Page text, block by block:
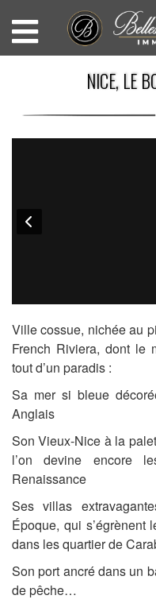
NICE, LE
Ville cossue, nichée au
French Riviera, dont le
tout d’un paradis :
Sa mer si bleue
Anglais
Son Vieux-Nice à la
l’on devine encore
Renaissance
Ses villas
Époque, qui
dans les quartier de
Son port ancré dans un
de pêche…